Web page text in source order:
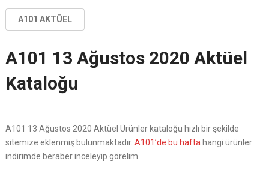
A101 AKTÜEL
A101 13 Ağustos 2020 Aktüel
Kataloğu
A101 13 Ağustos 2020 Aktüel Ürünler kataloğu hızlı bir şekilde
sitemize eklenmiş bulunmaktadır. A101’de bu hafta hangi ürünler
indirimde beraber inceleyip görelim.